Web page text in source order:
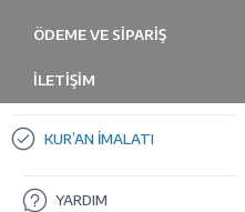
ÖDEME VE SİPARİŞ
İLETİŞİM
KUR’AN İMALATI
YARDIM